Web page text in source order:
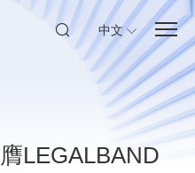
中文
LEGALBAND